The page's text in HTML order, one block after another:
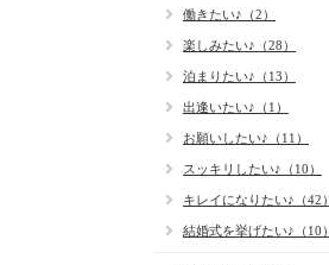
働きたい♪（2）
楽しみたい♪（28）
泊まりたい♪（13）
出逢いたい♪（1）
お願いしたい♪（11）
スッキリしたい♪（10）
キレイになりたい♪（42）
結婚式を挙げたい♪（10）